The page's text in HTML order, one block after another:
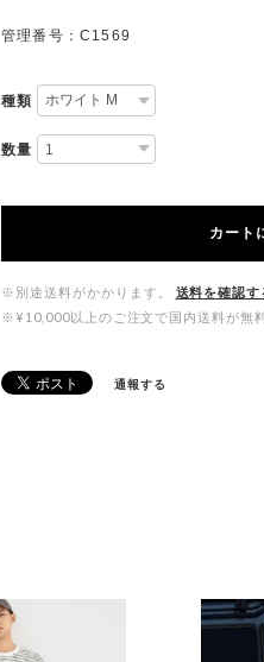
管理番号：C1569
種類
数量
カート
※別途送料がかかります。
送料を確認す
※¥10,000以上のご注文で国内送料が無
通報する